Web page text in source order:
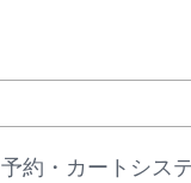
予約・カートシス